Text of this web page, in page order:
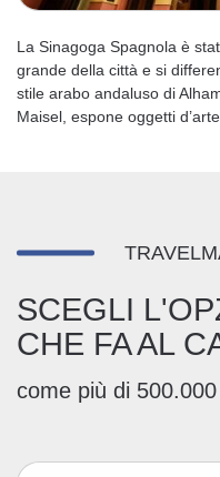
La Sinagoga Spagnola è
grande della città e si
stile arabo andaluso di
Maisel, espone oggetti
SCEGLI
CHE FA AL
come più di